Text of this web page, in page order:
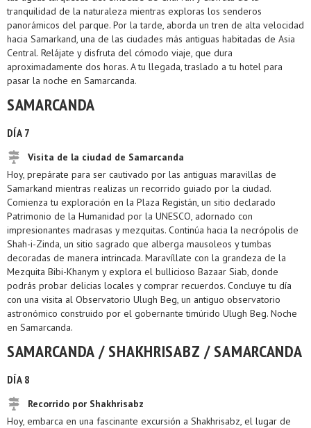
tranquilidad de la naturaleza mientras exploras los senderos
panorámicos del parque. Por la tarde, aborda un tren de alta velocidad
hacia Samarkand, una de las ciudades más antiguas habitadas de Asia
Central. Relájate y disfruta del cómodo viaje, que dura
aproximadamente dos horas. A tu llegada, traslado a tu hotel para
pasar la noche en Samarcanda.
SAMARCANDA
DÍA 7
Visita de la ciudad de Samarcanda
Hoy, prepárate para ser cautivado por las antiguas maravillas de
Samarkand mientras realizas un recorrido guiado por la ciudad.
Comienza tu exploración en la Plaza Registán, un sitio declarado
Patrimonio de la Humanidad por la UNESCO, adornado con
impresionantes madrasas y mezquitas. Continúa hacia la necrópolis de
Shah-i-Zinda, un sitio sagrado que alberga mausoleos y tumbas
decoradas de manera intrincada. Maravíllate con la grandeza de la
Mezquita Bibi-Khanym y explora el bullicioso Bazaar Siab, donde
podrás probar delicias locales y comprar recuerdos. Concluye tu día
con una visita al Observatorio Ulugh Beg, un antiguo observatorio
astronómico construido por el gobernante timúrido Ulugh Beg. Noche
en Samarcanda.
SAMARCANDA / SHAKHRISABZ / SAMARCANDA
DÍA 8
Recorrido por Shakhrisabz
Hoy, embarca en una fascinante excursión a Shakhrisabz, el lugar de